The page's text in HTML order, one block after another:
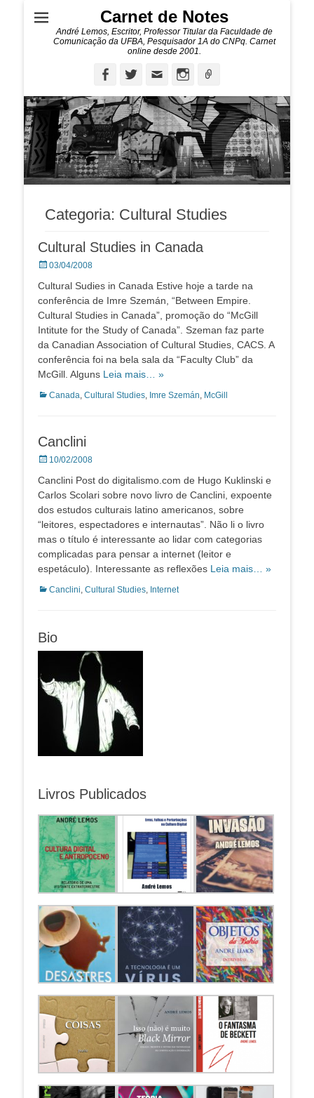
Carnet de Notes
André Lemos, Escritor, Professor Titular da Faculdade de
Comunicação da UFBA, Pesquisador 1A do CNPq. Carnet
online desde 2001.
FacebookTwitterEmail Instagram
Categoria: Cultural Studies
Cultural Studies in Canada
Posted
03/04/2008
Cultural Sudies in Canada Estive hoje a tarde na
conferência de Imre Szemán, “Between Empire.
Cultural Studies in Canada”, promoção do “McGill
Intitute for the Study of Canada”. Szeman faz parte
da Canadian Association of Cultural Studies, CACS. A
conferência foi na bela sala da “Faculty Club” da
McGill. Alguns Leia mais… »
Categorias:
Canada, Cultural Studies, Imre Szemán, McGill
Canclini
Posted
10/02/2008
Canclini Post do digitalismo.com de Hugo Kuklinski e
Carlos Scolari sobre novo livro de Canclini, expoente
dos estudos culturais latino americanos, sobre
“leitores, espectadores e internautas”. Não li o livro
mas o título é interessante ao lidar com categorias
complicadas para pensar a internet (leitor e
espetáculo). Interessante as reflexões Leia mais… »
Categorias:
Canclini, Cultural Studies, Internet
Bio
Livros Publicados